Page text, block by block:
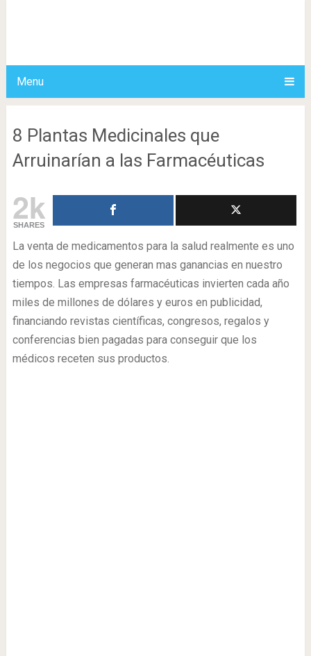
Menu
8 Plantas Medicinales que
Arruinarían a las Farmacéuticas
2k
SHARES
La venta de medicamentos para la salud realmente es uno
de los negocios que generan mas ganancias en nuestro
tiempos. Las empresas farmacéuticas invierten cada año
miles de millones de dólares y euros en publicidad,
financiando revistas científicas, congresos, regalos y
conferencias bien pagadas para conseguir que los
médicos receten sus productos.